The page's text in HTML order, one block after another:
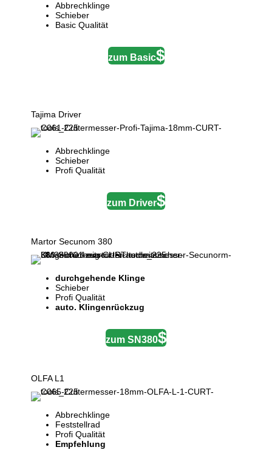
Abbrechklinge
Schieber
Basic Qualität
zum Basic
Tajima Driver
Abbrechklinge
Schieber
Profi Qualität
zum Driver
Martor Secunom 380
durchgehende Klinge
Schieber
Profi Qualität
auto. Klingenrückzug
zum SN380
OLFA L1
Abbrechklinge
Feststellrad
Profi Qualität
Empfehlung